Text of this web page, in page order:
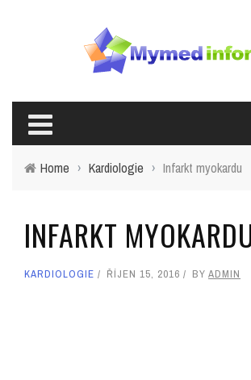
Home › Kardiologie › Infarkt myokardu
INFARKT
KARDIOLOGIE ŘÍJEN 15, 2016 BY ADMIN